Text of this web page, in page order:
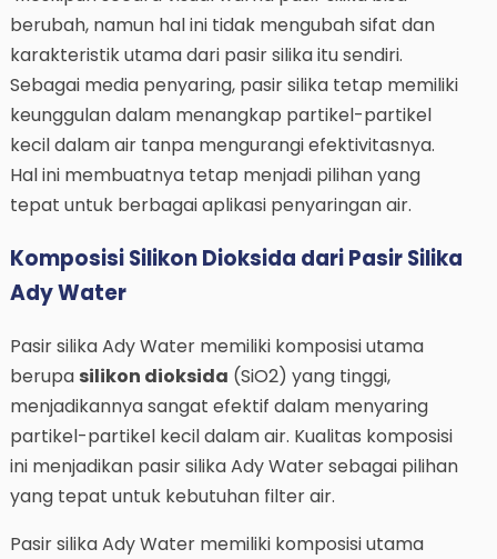
berubah, namun hal ini tidak mengubah sifat dan
karakteristik utama dari pasir silika itu sendiri.
Sebagai media penyaring, pasir silika tetap memiliki
keunggulan dalam menangkap partikel-partikel
kecil dalam air tanpa mengurangi efektivitasnya.
Hal ini membuatnya tetap menjadi pilihan yang
tepat untuk berbagai aplikasi penyaringan air.
Komposisi Silikon Dioksida dari Pasir Silika
Ady Water
Pasir silika Ady Water memiliki komposisi utama
berupa silikon dioksida (SiO2) yang tinggi,
menjadikannya sangat efektif dalam menyaring
partikel-partikel kecil dalam air. Kualitas komposisi
ini menjadikan pasir silika Ady Water sebagai pilihan
yang tepat untuk kebutuhan filter air.
Pasir silika Ady Water memiliki komposisi utama